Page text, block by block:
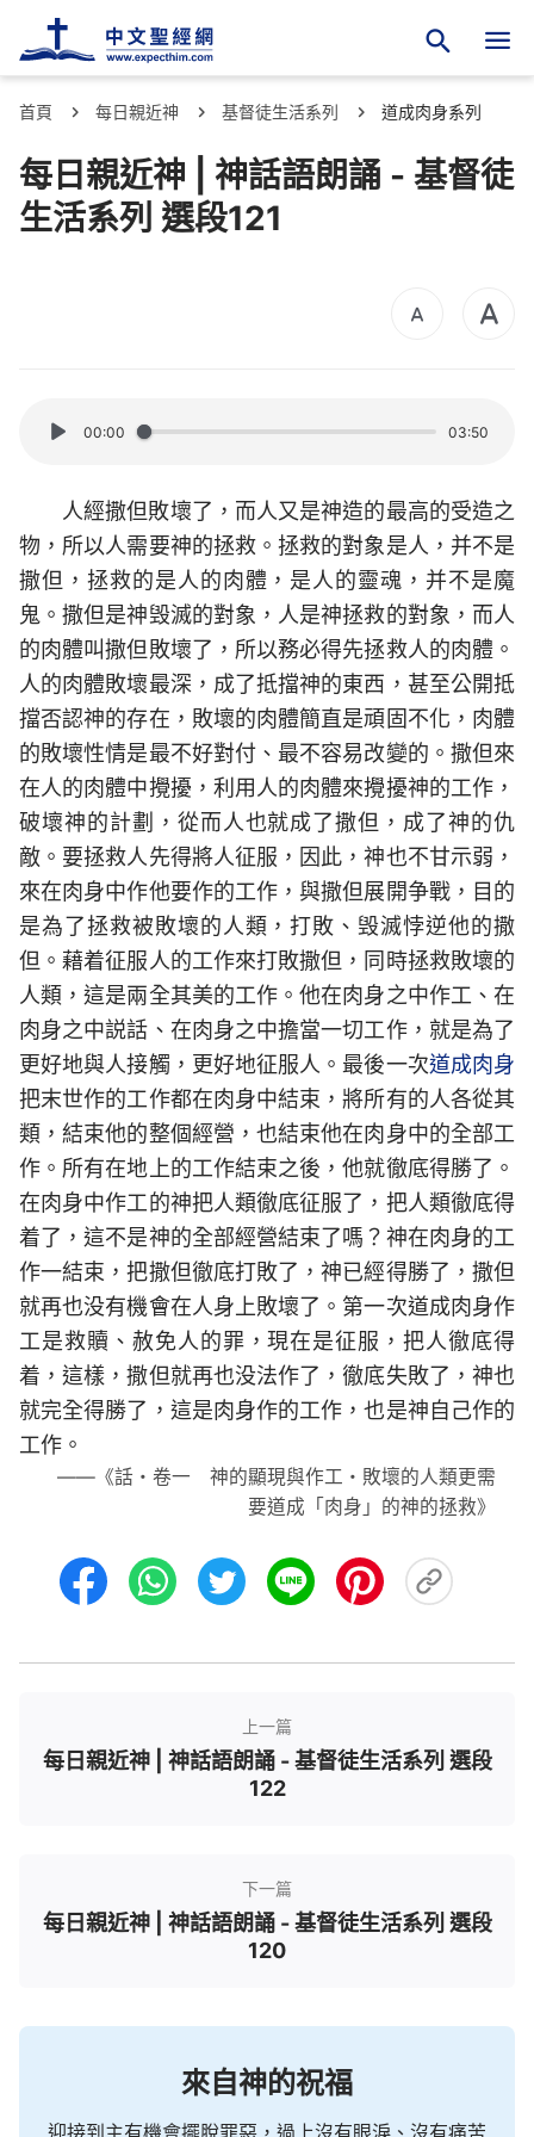
首頁 每日親近神 基督徒生活系列 道成肉身系列
每日親近神 | 神話語朗誦 - 基督徒
生活系列 選段121
00:00 03:50
人經撒但敗壞了，而人又是神造的最高的受造之
物，所以人需要神的拯救。拯救的對象是人，并不是
撒但，拯救的是人的肉體，是人的靈魂，并不是魔
鬼。撒但是神毁滅的對象，人是神拯救的對象，而人
的肉體叫撒但敗壞了，所以務必得先拯救人的肉體。
人的肉體敗壞最深，成了抵擋神的東西，甚至公開抵
擋否認神的存在，敗壞的肉體簡直是頑固不化，肉體
的敗壞性情是最不好對付、最不容易改變的。撒但來
在人的肉體中攪擾，利用人的肉體來攪擾神的工作，
破壞神的計劃，從而人也就成了撒但，成了神的仇
敵。要拯救人先得將人征服，因此，神也不甘示弱，
來在肉身中作他要作的工作，與撒但展開争戰，目的
是為了拯救被敗壞的人類，打敗、毁滅悖逆他的撒
但。藉着征服人的工作來打敗撒但，同時拯救敗壞的
人類，這是兩全其美的工作。他在肉身之中作工、在
肉身之中説話、在肉身之中擔當一切工作，就是為了
更好地與人接觸，更好地征服人。最後一次道成肉身
把末世作的工作都在肉身中結束，將所有的人各從其
類，結束他的整個經營，也結束他在肉身中的全部工
作。所有在地上的工作結束之後，他就徹底得勝了。
在肉身中作工的神把人類徹底征服了，把人類徹底得
着了，這不是神的全部經營結束了嗎？神在肉身的工
作一結束，把撒但徹底打敗了，神已經得勝了，撒但
就再也没有機會在人身上敗壞了。第一次道成肉身作
工是救贖、赦免人的罪，現在是征服，把人徹底得
着，這樣，撒但就再也没法作了，徹底失敗了，神也
就完全得勝了，這是肉身作的工作，也是神自己作的
工作。
——《話・卷一 神的顯現與作工・敗壞的人類更需
要道成「肉身」的神的拯救》
上一篇
每日親近神 | 神話語朗誦 - 基督徒生活系列 選段
122
下一篇
每日親近神 | 神話語朗誦 - 基督徒生活系列 選段
120
來自神的祝福
迎接到主有機會擺脫罪惡，過上沒有眼淚、沒有痛苦